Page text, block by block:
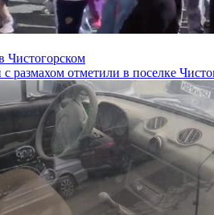
Чистогорском
размахом отметили в поселке